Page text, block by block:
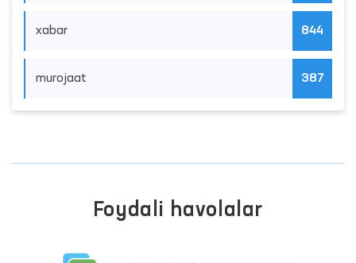
xabar 844
murojaat 387
Foydali havolalar